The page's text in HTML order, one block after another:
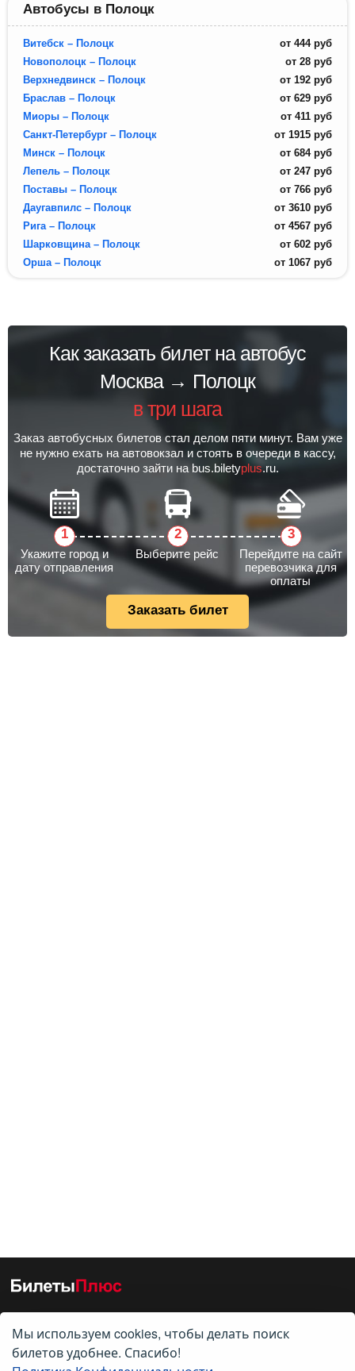
Автобусы в Полоцк
Витебск – Полоцк от 444 руб
Новополоцк – Полоцк
от 28 руб
Верхнедвинск – Полоцк
от 192 руб
Браслав – Полоцк
от 629 руб
Миоры – Полоцк
от 411 руб
Санкт-Петербург – Полоцк
от 1915 руб
Минск – Полоцк
от 684 руб
Лепель – Полоцк
от 247 руб
Поставы – Полоцк
от 766 руб
Даугавпилс – Полоцк
от 3610 руб
Рига – Полоцк
от 4567 руб
Шарковщина – Полоцк
от 602 руб
Орша – Полоцк
от 1067 руб
Как заказать билет на автобус
Москва → Полоцк
в три шага
Заказ автобусных билетов стал делом пяти минут. Вам уже
не нужно ехать на автовокзал и стоять в очереди в кассу,
достаточно зайти на bus.biletyplus.ru.
Укажите город и
дату отправления
Выберите рейс
Перейдите на сайт
перевозчика для
оплаты
Заказать билет
О нас
Мы используем cookies, чтобы делать поиск
билетов удобнее. Спасибо!